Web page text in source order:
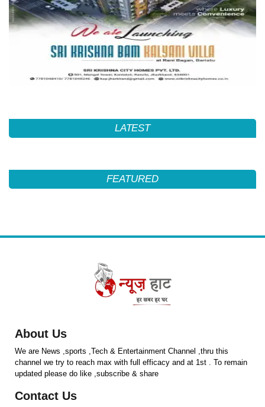
LATEST
FEATURED
About Us
We are News ,sports ,Tech & Entertainment Channel ,thru this
channel we try to reach max with full efficacy and at 1st . To remain
updated please do like ,subscribe & share
Contact Us